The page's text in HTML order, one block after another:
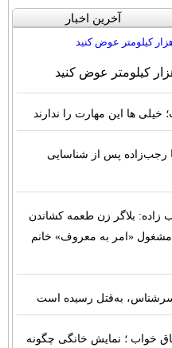
آخرین اخبار
ها این مهارت را ندارند
رجب‌زاده پس از شناسایی
زاده: بلاگر زن طعمه کشاندن
قرار مرگ/ رجب زاده 6 ماه مشغول «امر به معروف» خانم
سرشناس، به‌قتل رسیده است
خواب ؛ نمایش خانگی چگونه